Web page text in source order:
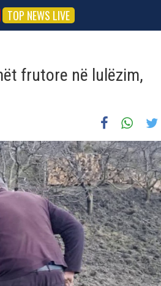
TOP NEWS LIVE
frutore në lulëzim,